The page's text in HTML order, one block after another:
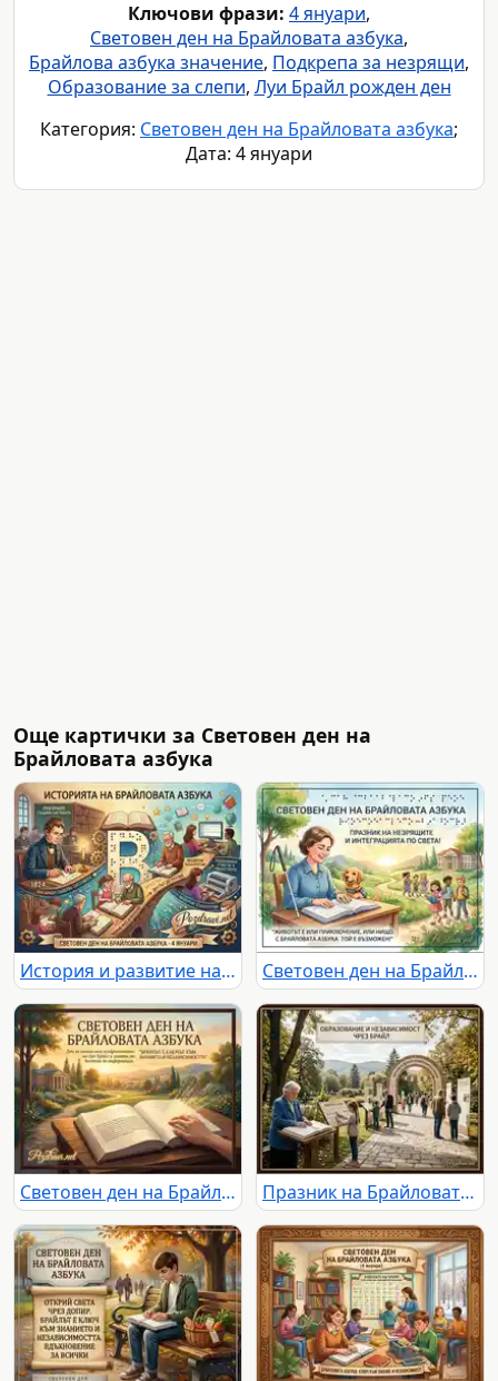
Ключови фрази: 4 януари,
Световен ден на Брайловата азбука,
Брайлова азбука значение, Подкрепа за незрящи,
Образование за слепи, Луи Брайл рожден ден
Категория: Световен ден на Брайловата азбука;
Дата: 4 януари
Още картички за Световен ден на
Брайловата азбука
История и развитие на Брайловата азбука: от създаването ѝ до модерните технологии и Световния ден на Брайл. Световен ден на Брайловата азбука: Празник на знанието, интеграцията и възможностите за незрящите.
Световен ден на Брайловата азбука: Ръка чете Брайл в живописен пейзаж, символ на знание и независимост. Празник на Брайловата азбука: поколения учат и четат в парка, насърчавайки образованието и независимостта.